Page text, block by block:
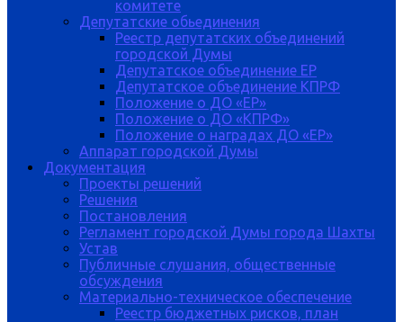
комитете
Депутатские обьединения
Реестр депутатских объединений
городской Думы
Депутатское объединение ЕР
Депутатское объединение КПРФ
Положение о ДО «ЕР»
Положение о ДО «КПРФ»
Положение о наградах ДО «ЕР»
Аппарат городской Думы
Документация
Проекты решений
Решения
Постановления
Регламент городской Думы города Шахты
Устав
Публичные слушания, общественные
обсуждения
Материально-техническое обеспечение
Реестр бюджетных рисков, план